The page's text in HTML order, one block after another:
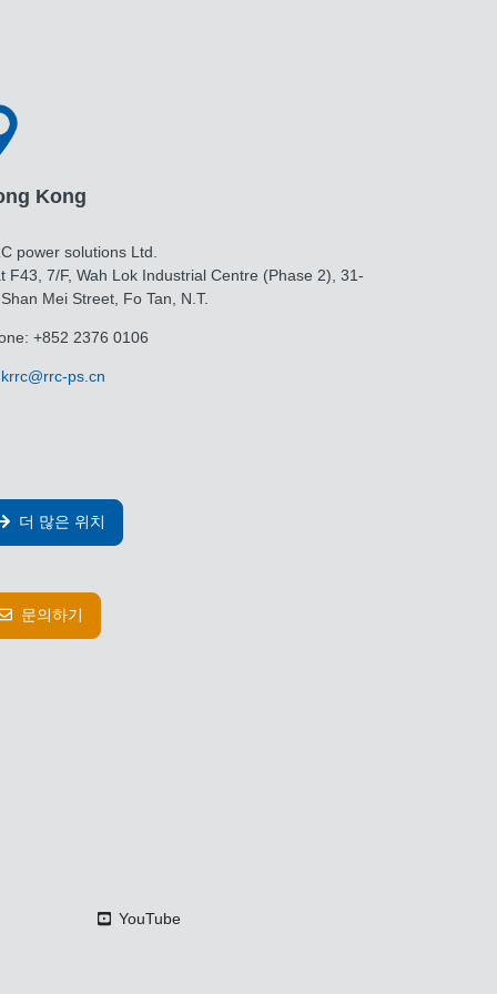
Kong
power solutions Ltd.
F43, 7/F, Wah Lok Industrial Centre (Phase 2), 31-
Mei Street, Fo Tan, N.T.
+852 2376 0106
ps.cn
더 많은 위치
문의하기
YouTube